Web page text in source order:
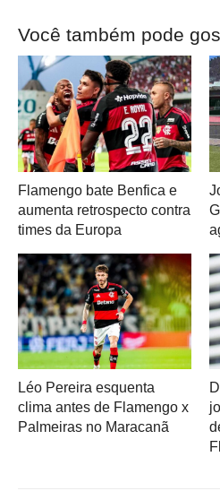
Você também pode
Flamengo bate Benfica e
aumenta retrospecto contra
times da Europa
Léo Pereira esquenta
clima antes de Flamengo x
Palmeiras no Maracanã